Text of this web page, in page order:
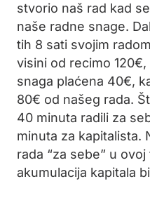
stvorio naš rad kad
naše radne snage.
tih 8 sati svojim
visini od recimo
snaga plaćena 40€,
80€ od našeg rada.
40 minuta radili za
minuta za kapitalista.
rada “za sebe” u
akumulacija kapitala